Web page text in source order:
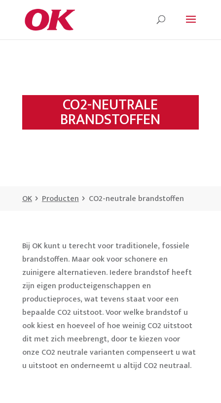
CO2-NEUTRALE
BRANDSTOFFEN
OK Producten CO2-neutrale brandstoffen
Bij OK kunt u terecht voor traditionele, fossiele
brandstoffen. Maar ook voor schonere en
zuinigere alternatieven. Iedere brandstof heeft
zijn eigen producteigenschappen en
productieproces, wat tevens staat voor een
bepaalde CO2 uitstoot. Voor welke brandstof u
ook kiest en hoeveel of hoe weinig CO2 uitstoot
dit met zich meebrengt, door te kiezen voor
onze CO2 neutrale varianten compenseert u wat
u uitstoot en onderneemt u altijd CO2 neutraal.